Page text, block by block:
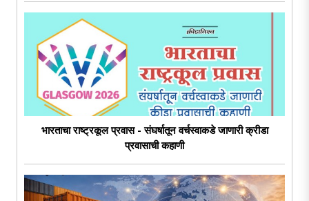
भारताचा राष्ट्रकूल प्रवास - संघर्षातून वर्चस्वाकडे जाणारी क्रीडा
प्रवासाची कहाणी